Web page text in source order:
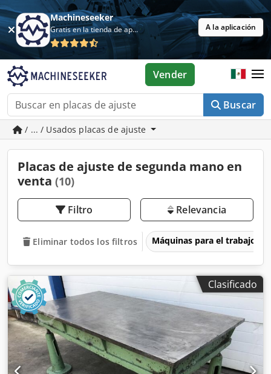
Machineseeker
Gratis en la tienda de aplicaciones A la aplicación
Buscar
Vender
/ ... / Usados placas de ajuste
Placas de ajuste de segunda mano en
venta (10)
Filtro Relevancia
Eliminar todos los filtros Máquinas para el trabajo
Clasificado